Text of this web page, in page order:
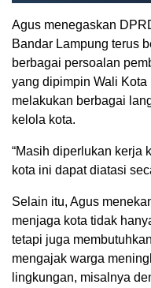
Agus menegaskan
Bandar Lampung terus
berbagai persoalan
yang dipimpin Wali
melakukan berbagai
kelola kota.
“Masih diperlukan kerja
kota ini dapat diatasi
Selain itu, Agus
menjaga kota tidak
tetapi juga
mengajak warga
lingkungan, misalnya